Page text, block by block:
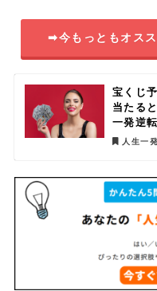
➡今もっともオス
宝くじ
当たる
一発逆
人生一